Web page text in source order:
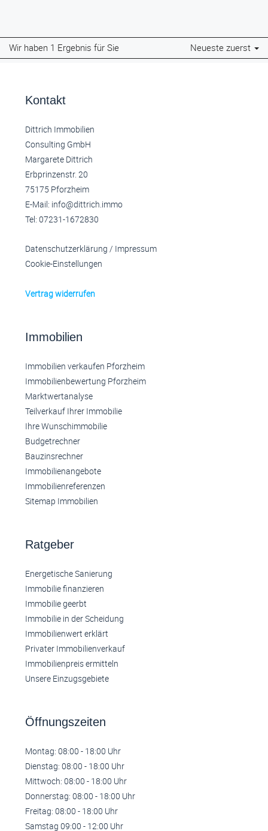
Wir haben 1 Ergebnis für Sie Neueste zuerst
Kontakt
Dittrich Immobilien
Consulting GmbH
Margarete Dittrich
Erbprinzenstr. 20
75175 Pforzheim
E-Mail: info@dittrich.immo
Tel: 07231-1672830
Datenschutzerklärung / Impressum
Cookie-Einstellungen
Vertrag widerrufen
Immobilien
Immobilien verkaufen Pforzheim
Immobilienbewertung Pforzheim
Marktwertanalyse
Teilverkauf Ihrer Immobilie
Ihre Wunschimmobilie
Budgetrechner
Bauzinsrechner
Immobilienangebote
Immobilienreferenzen
Sitemap Immobilien
Ratgeber
Energetische Sanierung
Immobilie finanzieren
Immobilie geerbt
Immobilie in der Scheidung
Immobilienwert erklärt
Privater Immobilienverkauf
Immobilienpreis ermitteln
Unsere Einzugsgebiete
Öffnungszeiten
Montag: 08:00 - 18:00 Uhr
Dienstag: 08:00 - 18:00 Uhr
Mittwoch: 08:00 - 18:00 Uhr
Donnerstag: 08:00 - 18:00 Uhr
Freitag: 08:00 - 18:00 Uhr
Samstag 09:00 - 12:00 Uhr